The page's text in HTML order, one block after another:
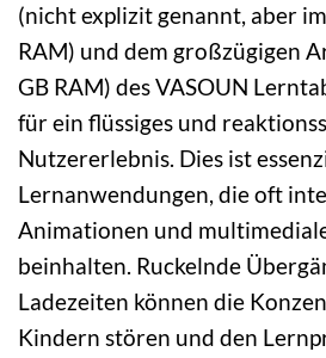
(nicht explizit genannt, aber
RAM) und dem großzügigen
GB RAM) des VASOUN
für ein flüssiges und
Nutzererlebnis. Dies ist
Lernanwendungen, die oft
Animationen und
beinhalten. Ruckelnde
Ladezeiten können die
Kindern stören und den